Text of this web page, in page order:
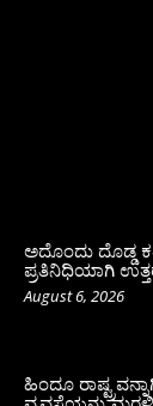
ಅದೊಂದು ದೊಡ್ಡ
ಪ್ರತಿನಿಧಿಯಾಗಿ
August 6, 2026
ಹಿಂದೂ